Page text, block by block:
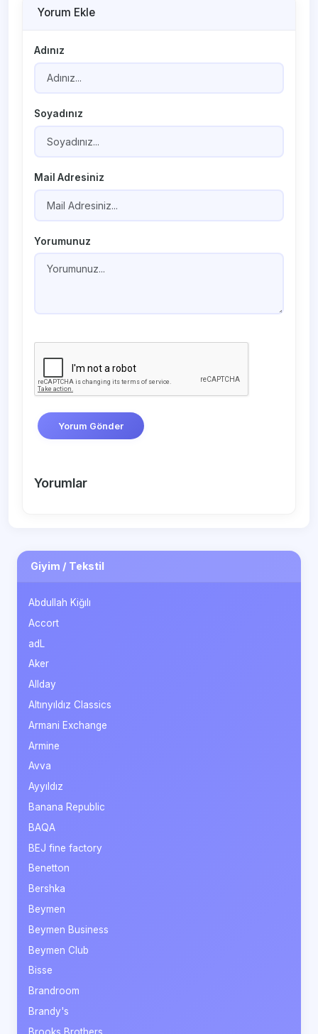
Yorum Ekle
Adınız
Soyadınız
Mail Adresiniz
Yorumunuz
Yorum Gönder
Yorumlar
Giyim / Tekstil
Abdullah Kiğılı
Accort
adL
Aker
Allday
Altınyıldız Classics
Armani Exchange
Armine
Avva
Ayyıldız
Banana Republic
BAQA
BEJ fine factory
Benetton
Bershka
Beymen
Beymen Business
Beymen Club
Bisse
Brandroom
Brandy's
Brooks Brothers